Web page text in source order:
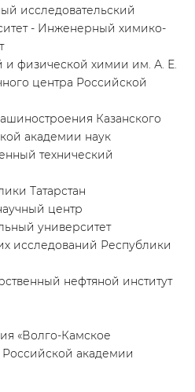
исследовательский
- Инженерный химико-
и физической химии им. А. Е.
центра Российской
Казанского
академии наук
технический
Татарстан
центр
университет
исследований Республики
нефтяной институт
«Волго-Камское
академии